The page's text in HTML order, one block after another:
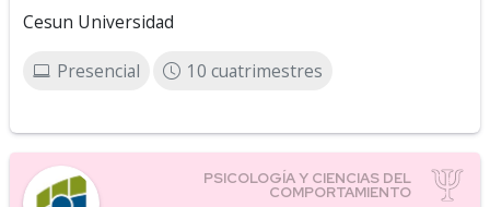
Cesun Universidad
Presencial 10 cuatrimestres